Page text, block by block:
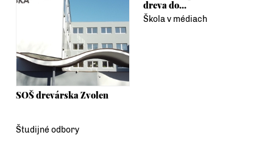
SOŠ drevárska Zvolen
Študijné odbory
dreva do...
Škola v médiach